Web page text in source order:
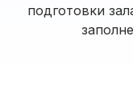
подготовки